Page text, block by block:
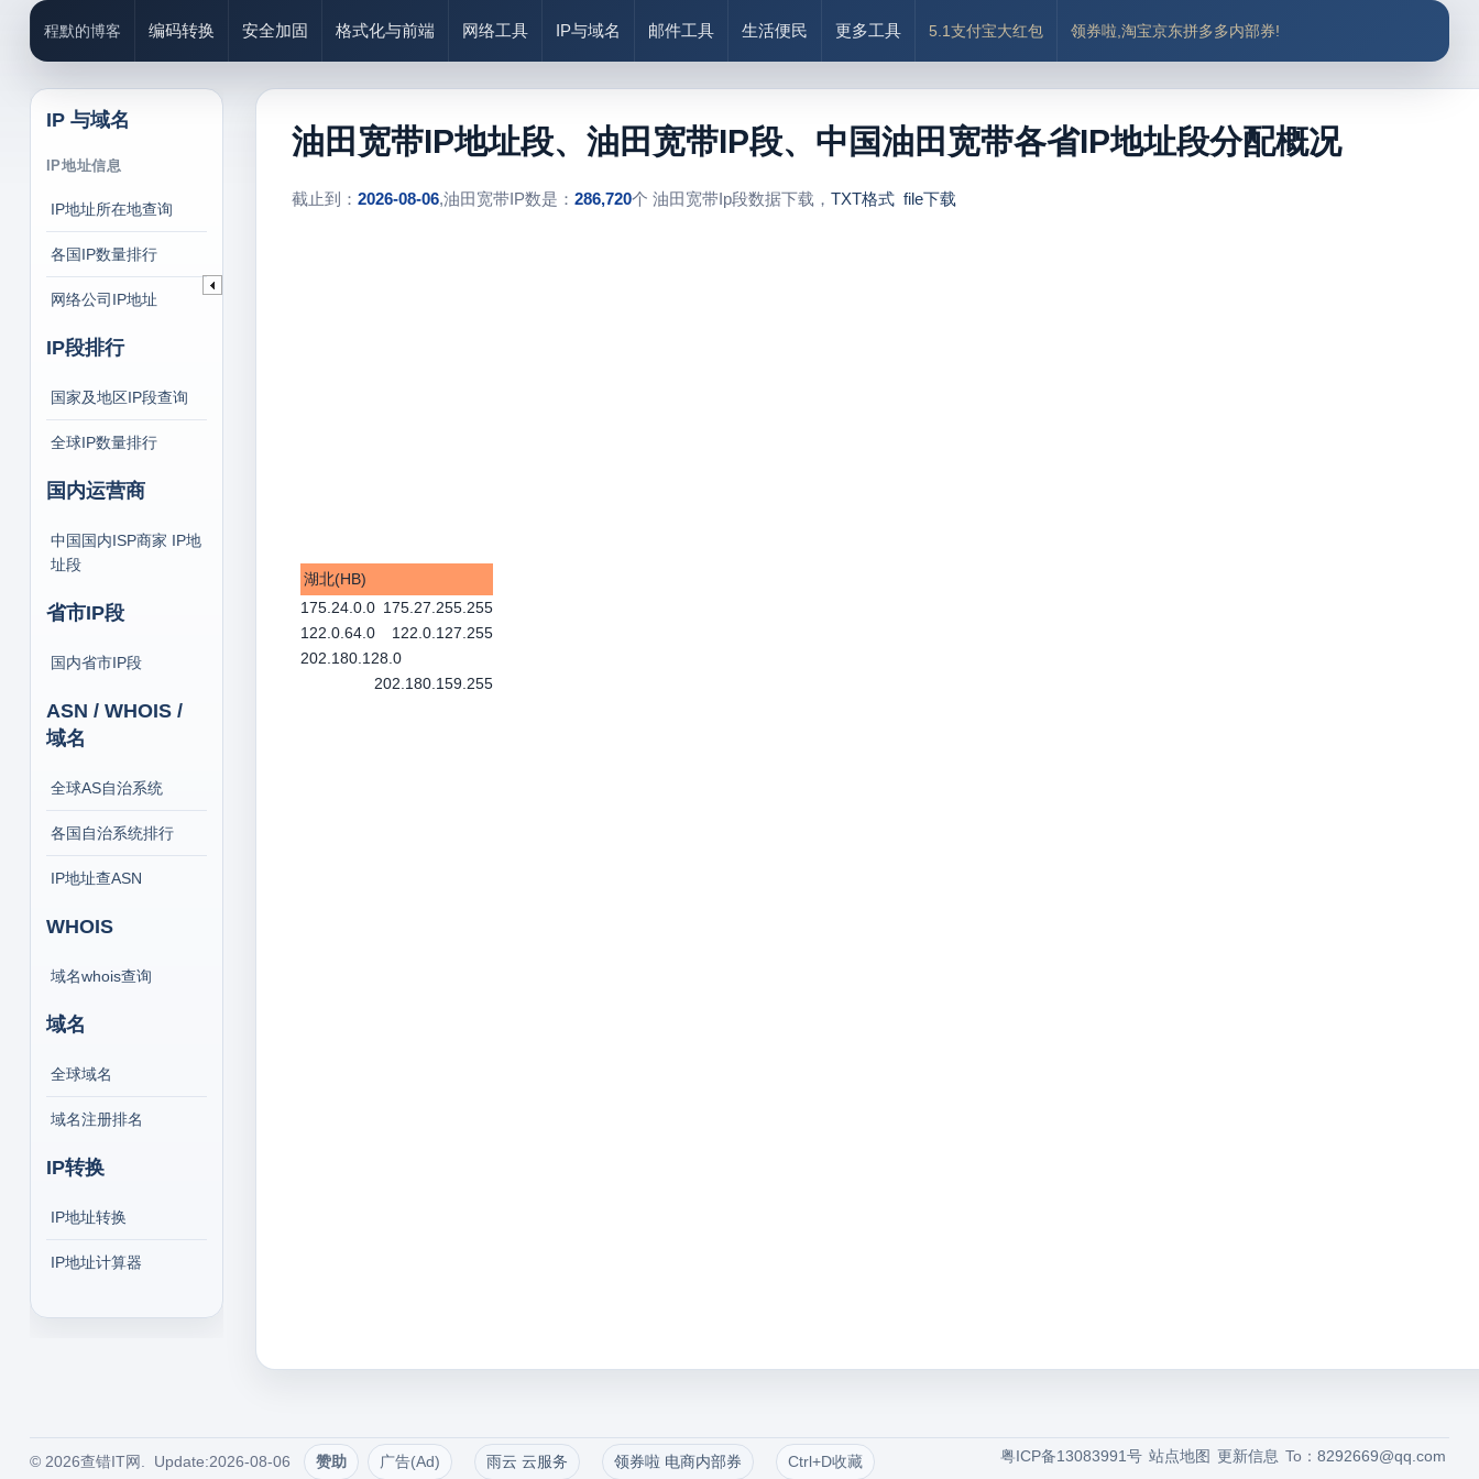
程默的博客 编码转换 安全加固 格式化与前端 网络工具 IP与域名 邮件工具 生活便民 更多工具 5.1支付宝大红包 领券啦,淘宝京东拼多多内部券!
IP 与域名
IP地址信息
IP地址所在地查询
各国IP数量排行
网络公司IP地址
IP段排行
国家及地区IP段查询
全球IP数量排行
国内运营商
中国国内ISP商家 IP地
址段
省市IP段
国内省市IP段
ASN / WHOIS /
域名
全球AS自治系统
各国自治系统排行
IP地址查ASN
WHOIS
域名whois查询
域名
全球域名
域名注册排名
IP转换
IP地址转换
IP地址计算器
油田宽带IP地址段、油田宽带IP段、中国油田宽带各省IP地址段分配概况
截止到： 2026-08-06,油田宽带IP数是： 286,720个 油田宽带Ip段数据下载， TXT格式 file下载
湖北(HB)
175.24.0.0 175.27.255.255
122.0.64.0
122.0.127.255
202.180.128.0
202.180.159.255
© 2026查错IT网. Update:2026-08-06 赞助 广告(Ad) 雨云 云服务 领券啦 电商内部券 Ctrl+D收藏 To：8292669@qq.com
更新信息
站点地图
粤ICP备13083991号